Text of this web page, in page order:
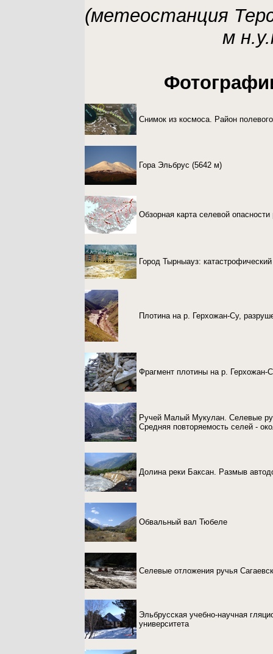
(метеостанция
м
Снимок из космоса. Район
Гора Эльбрус (5642 м)
Обзорная карта селевой опасности
Город Тырныауз:
Плотина на р. Герхожан-Су,
Фрагмент плотины на р. Герхожан-
Ручей Малый Мукулан. Селевые
Средняя повторяемость селей -
Долина реки Баксан. Размыв
Обвальный вал Тюбеле
Селевые отложения ручья
Эльбрусская учебно-научная
университета